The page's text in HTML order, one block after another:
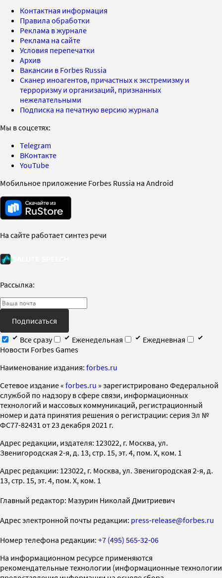
Контактная информация
Правила обработки
Реклама в журнале
Реклама на сайте
Условия перепечатки
Архив
Вакансии в Forbes Russia
Сканер иноагентов, причастных к экстремизму и
терроризму и организаций, признанных
нежелательными
Подписка на печатную версию журнала
Мы в соцсетях:
Telegram
ВКонтакте
YouTube
Мобильное приложение Forbes Russia на Android
На сайте работает синтез речи
Рассылка:
Подписаться
Все сразу
Еженедельная
Ежедневная
Новости Forbes Games
Наименование издания: forbes.ru
Cетевое издание « forbes.ru » зарегистрировано Федеральной
службой по надзору в сфере связи, информационных
технологий и массовых коммуникаций, регистрационный
номер и дата принятия решения о регистрации: серия Эл №
ФС77-82431 от 23 декабря 2021 г.
Адрес редакции, издателя: 123022, г. Москва, ул.
Звенигородская 2-я, д. 13, стр. 15, эт. 4, пом. X, ком. 1
Адрес редакции: 123022, г. Москва, ул. Звенигородская 2-я, д.
13, стр. 15, эт. 4, пом. X, ком. 1
Главный редактор: Мазурин Николай Дмитриевич
Адрес электронной почты редакции: press-release@forbes.ru
Номер телефона редакции: +7 (495) 565-32-06
На информационном ресурсе применяются
рекомендательные технологии (информационные технологии